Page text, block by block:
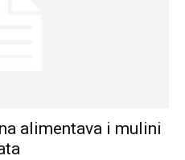
alimentava i mulini